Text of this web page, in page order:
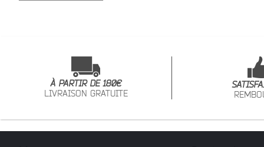
À PARTIR DE 180€
LIVRAISON GRATUITE